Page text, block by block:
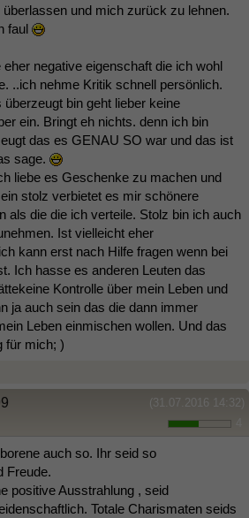
und mich zurück zu lehnen.
faul
negative eigenschaft die ich wohl
..ich nehme Kritik schnell persönlich.
bin geht lieber keine
ein. Bringt eh nichts. denn ich bin
das es GENAU SO war und das ist
sage.
liebe es Geschenke zu machen und
stolz verbietet es mir schönere
als die die ich verteile. Stolz bin ich auch
Ist vielleicht eher
kann erst nach Hilfe fragen wenn bei
Ich hasse es anderen Leuten das
Kontrolle über mein Leben und
ja auch sein das die dann immer
Leben einmischen wollen. Und das
für mich; )
(31.07.2016 14:32)
auch so. Ihr seid so
Freude.
positive Ausstrahlung , seid
Totale Charismaten seids